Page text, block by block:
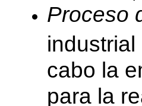
Proceso
cabo la
para la